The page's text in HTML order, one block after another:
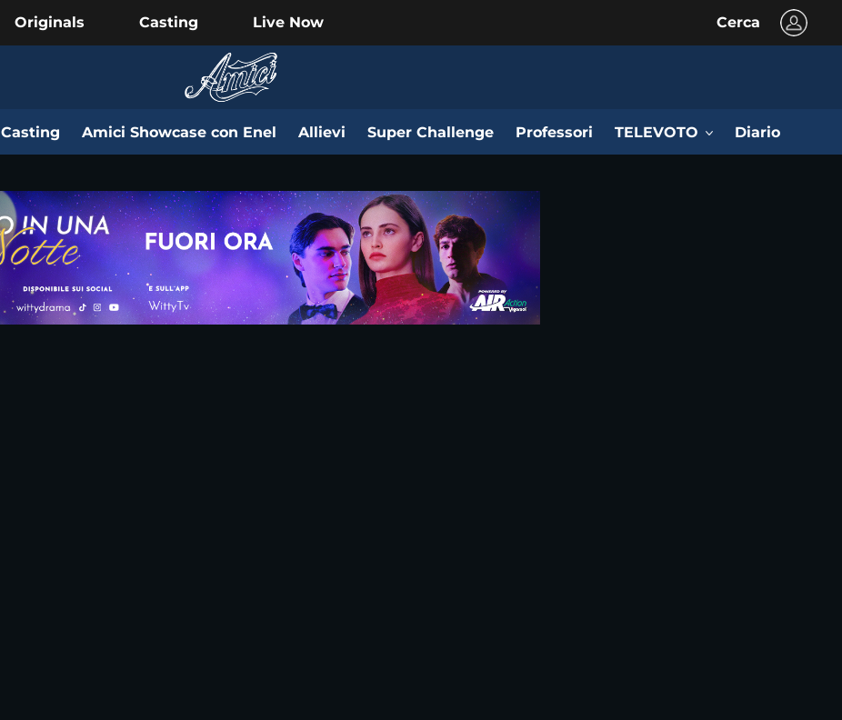
Originals Casting Live Now Cerca
Casting Amici Showcase con Enel Allievi Super Challenge Professori TELEVOTO Diario